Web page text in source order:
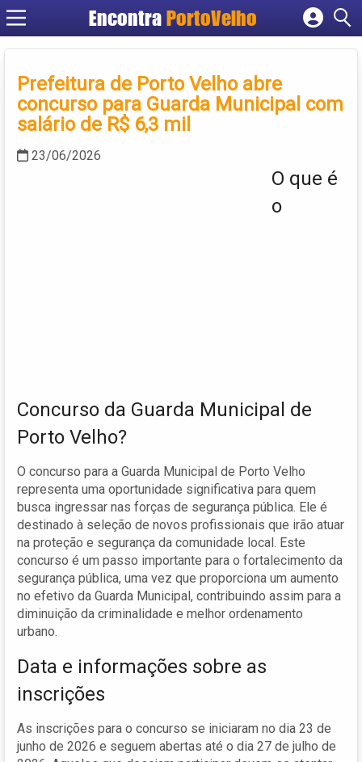
EncontraPortoVelho
Cadastrar empresa
Criar conta
Prefeitura de Porto Velho abre
concurso para Guarda Municipal com
salário de R$ 6,3 mil
23/06/2026
O que é
o
Concurso da Guarda Municipal de
Porto Velho?
O concurso para a Guarda Municipal de Porto Velho
representa uma oportunidade significativa para quem
busca ingressar nas forças de segurança pública. Ele é
destinado à seleção de novos profissionais que irão atuar
na proteção e segurança da comunidade local. Este
concurso é um passo importante para o fortalecimento da
segurança pública, uma vez que proporciona um aumento
no efetivo da Guarda Municipal, contribuindo assim para a
diminuição da criminalidade e melhor ordenamento
urbano.
Data e informações sobre as
inscrições
As inscrições para o concurso se iniciaram no dia 23 de
junho de 2026 e seguem abertas até o dia 27 de julho de